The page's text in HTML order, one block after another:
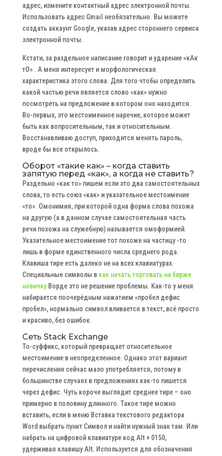
адрес, измените контактный адрес электронной почты.
Использовать адрес Gmail необязательно. Вы можете
создать аккаунт Google, указав адрес стороннего сервиса
электронной почты.
Кстати, за раздельное написание говорит и ударение «кАк
тО» . А меня интересует и морфологическая
характеристика этого слова. Для того чтобы определить
какой частью речи является слово «как» нужно
посмотреть на предложение в котором оно находится.
Во-первых, это местоименное наречие, которое может
быть как вопросительным, так и относительным.
Восстанавливаю доступ, приходится менять пароль,
вроде бы все открылось.
Оборот «такие как» – когда ставить
запятую перед «как», а когда не ставить?
Раздельно «как то» пишем если это два самостоятельных
слова, то есть союз «как» и указательное местоимение
«то». Омонимия, при которой одна форма слова похожа
на другую (а в данном случае самостоятельная часть
речи похожа на служебную) называется омоформией.
Указательное местоимение тот похоже на частицу -то
лишь в форме единственного числа среднего рода.
Клавиша тире есть далеко не на всех клавиатурах.
Специальные символы в как начать торговать на бирже
новичкуВорде это не решение проблемы. Как-то у меня
набирается поочерёдным нажатием «пробел дефис
пробел», нормально символ вливается в текст, всё просто
и красиво, без ошибок.
Сеть Stack Exchange
То-суффикс, который превращает относительное
местоимение в неопределенное. Однако этот вариант
перечисления сейчас мало употребляется, потому в
большинстве случаях в предложениях как-то пишется
через дефис. Чуть короче выглядит среднее тире – оно
примерно в половину длинного. Такое тире можно
вставить, если в меню Вставка текстового редактора
Word выбрать пункт Символ и найти нужный знак там. Или
набрать на цифровой клавиатуре код Alt + 0150,
удерживая клавишу Alt. Используется для обозначения